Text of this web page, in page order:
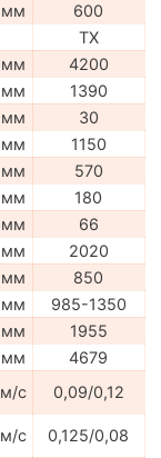
мм
600
TX
мм
4200
мм
1390
мм
30
мм
1150
мм
570
мм
180
мм
66
мм
2020
мм
850
мм
985-1350
мм
1955
мм
4679
м/с
0,09/0,12
м/с
0,125/0,08